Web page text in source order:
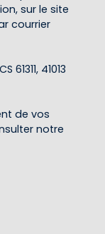
sur le site
courrier
41013
de vos
notre